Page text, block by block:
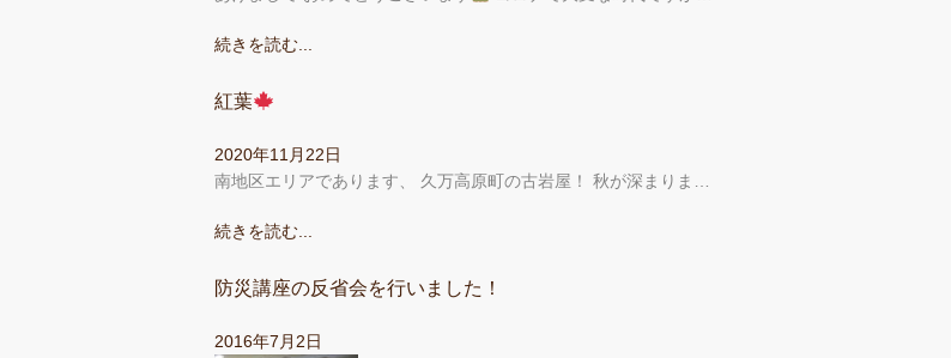
続きを読む...
紅葉
2020年11月22日
南地区エリアであります、 久万高原町の古岩屋！ 秋が深まりま…
続きを読む...
防災講座の反省会を行いました！
2016年7月2日